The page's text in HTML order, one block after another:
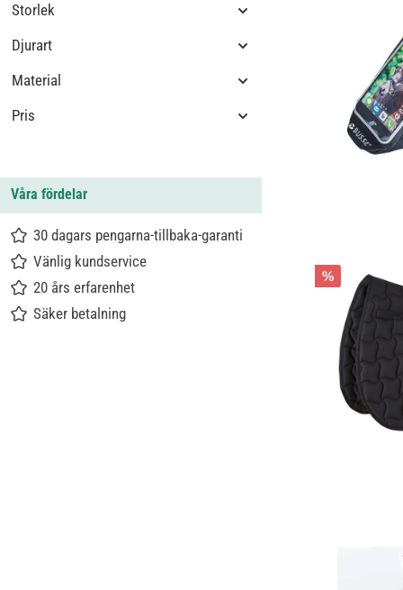
Storlek
Djurart
Material
Pris
Våra fördelar
30 dagars pengarna-tillbaka-garanti
Vänlig kundservice
20 års erfarenhet
Säker betalning
%